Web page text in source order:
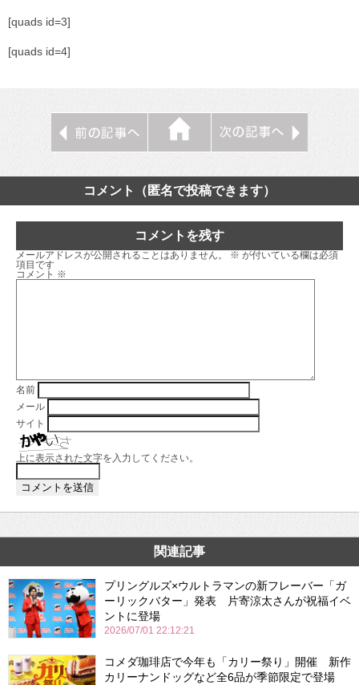
[quads id=3]
[quads id=4]
コメント（匿名で投稿できます）
コメントを残す
メールアドレスが公開されることはありません。 ※ が付いている欄は必須
項目です
コメント ※
名前
メール
サイト
上に表示された文字を入力してください。
関連記事
プリングルズ×ウルトラマンの新フレーバー「ガ
ーリックバター」発表 片寄涼太さんが祝福イベ
ントに登場
2026/07/01 22:12:21
コメダ珈琲店で今年も「カリー祭り」開催 新作
カリーナンドッグなど全6品が季節限定で登場